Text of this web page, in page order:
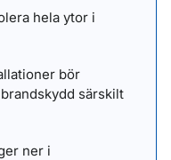
hela ytor i
bör
särskilt
ner i